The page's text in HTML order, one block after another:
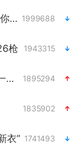
上四休三，但降薪1000元，你接受吗？ 1999688
枪 1943315
情侣在平潭拍日出时坠崖致一死一伤 1895294
1835902
衣” 1741493